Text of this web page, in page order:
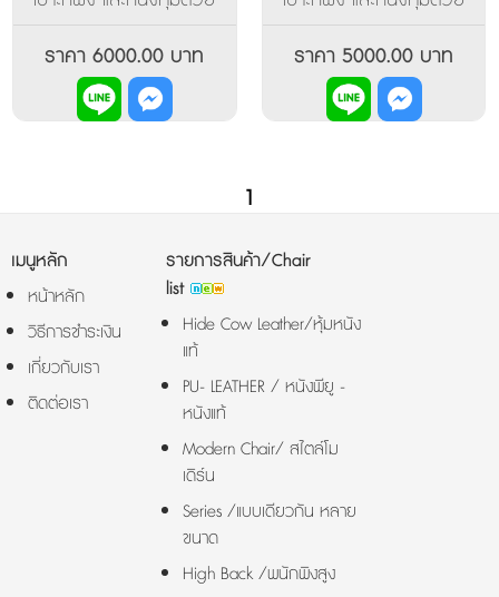
มีท้าวแขน และฐานขาห้าแฉก
เป็นอลูมิเนียมปัดเงา ล้อ
เลื่อนแบบคู่ ปรับเอนหลัง
ราคา 6000.00 บาท
มีท้าวแขน และฐานขาห้าแฉก
เป็นอลูมิเนียมปัดเงา ล้อ
เลื่อนแบบคู่ ปรับเอนหลัง
ราคา 5000.00 บาท
1
เมนูหลัก
หน้าหลัก
วิธีการชำระเงิน
เกี่ยวกับเรา
ติดต่อเรา
รายการสินค้า/Chair
list
Hide Cow Leather/หุ้มหนัง
แท้
PU- LEATHER / หนังพียู -
หนังแท้
Modern Chair/ สไตล์โม
เดิร์น
Series /แบบเดียวกัน หลาย
ขนาด
High Back /พนักพิงสูง